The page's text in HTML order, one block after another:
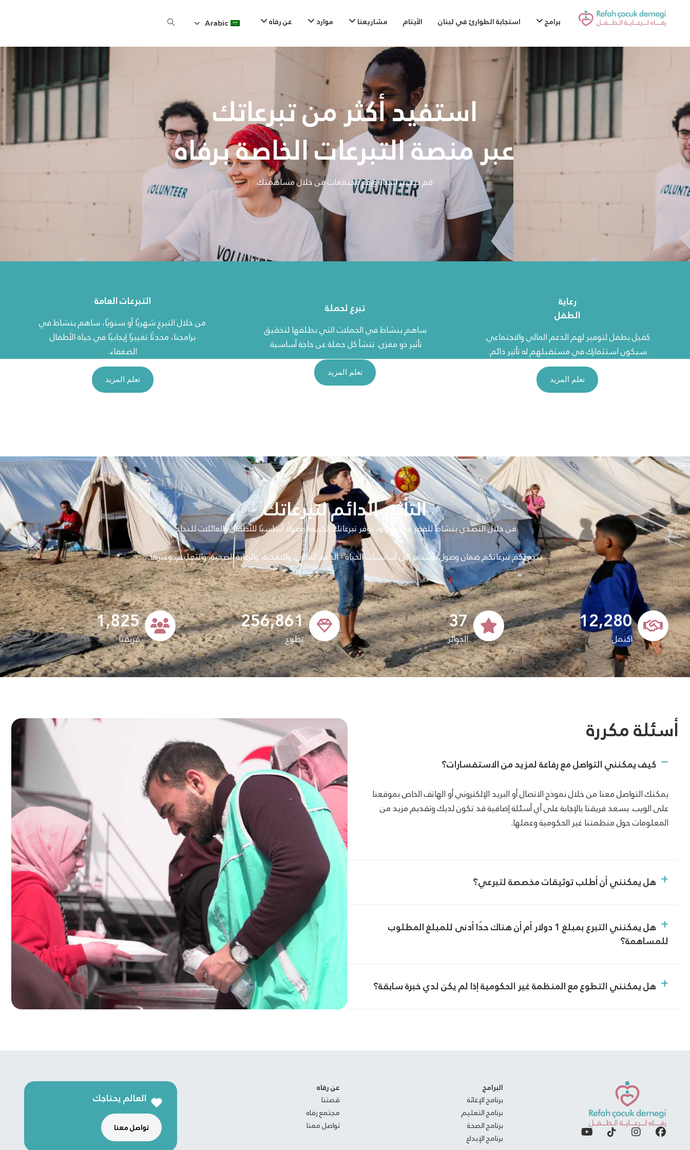
برامج استجابة الطوارئ في لبنان الأيتام مشاريعنا موارد عن رفاه Arabic
استفيد أكثر من تبرعاتك
عبر منصة التبرعات الخاصة برفاه
قم بتغيير الحياة ورفع مجتمعات من خلال مساهمتك
رعاية
الطفل
كفيل بطفل لتوفير لهم الدعم المالي والاجتماعي.
سيكون استثمارك في مستقبلهم له تأثير دائم.
تعلم المزيد
تبرع لحملة
ساهم بنشاط في الحملات التي نطلقها لتحقيق
تأثير ذو مغزى. تنشأ كل حملة عن حاجة أساسية.
تعلم المزيد
التبرعات العامة
من خلال التبرع شهريًا أو سنويًا، ساهم بنشاط في
برامجنا، محدثًا تغييرًا إيجابيًا في حياة الأطفال
الضعفاء.
تعلم المزيد
التأثير الدائم لتبرعاتك
من خلال التصدي بنشاط للفقر في جذوره، توفر تبرعاتك الكريمة وصولًا أساسيًا للأطفال والعائلات للنجاح.
يتيح لكم تبرعاتكم ضمان وصول مستمر إلى أساسيات الحياة - الدعم المالي، والتغذية، والرعاية الصحية، والتعليم، وغيرها.
12,280
اكتمل
37
الجوائز
256,861
تطوع
1,825
فريقنا
أسئلة مكررة
كيف يمكنني التواصل مع رفاعة لمزيد من الاستفسارات؟
يمكنك التواصل معنا من خلال نموذج الاتصال أو البريد الإلكتروني أو الهاتف الخاص بموقعنا
على الويب. يسعد فريقنا بالإجابة على أي أسئلة إضافية قد تكون لديك وتقديم مزيد من
المعلومات حول منظمتنا غير الحكومية وعملها.
هل يمكنني أن أطلب توثيقات مخصصة لتبرعي؟
هل يمكنني التبرع بمبلغ 1 دولار أم أن هناك حدًا أدنى للمبلغ المطلوب
للمساهمة؟
هل يمكنني التطوع مع المنظمة غير الحكومية إذا لم يكن لدي خبرة سابقة؟
البرامج
برنامج الإغاثة
برنامج التعليم
برنامج الصحة
برنامج الإبداع
عن رفاه
قصتنا
مجتمع رفاه
تواصل معنا
العالم يحتاجك
تواصل معنا